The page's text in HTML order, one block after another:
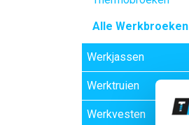
Alle Werkbroeken
Werkjassen
Werktruien
Werkvesten